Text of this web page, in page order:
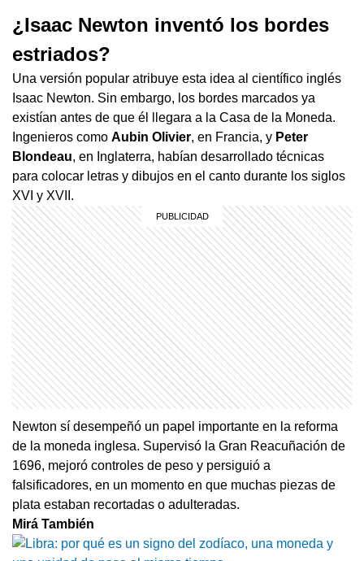
¿Isaac Newton inventó los bordes
estriados?
Una versión popular atribuye esta idea al científico inglés
Isaac Newton. Sin embargo, los bordes marcados ya
existían antes de que él llegara a la Casa de la Moneda.
Ingenieros como Aubin Olivier, en Francia, y Peter
Blondeau, en Inglaterra, habían desarrollado técnicas
para colocar letras y dibujos en el canto durante los siglos
XVI y XVII.
Newton sí desempeñó un papel importante en la reforma
de la moneda inglesa. Supervisó la Gran Reacuñación de
1696, mejoró controles de peso y persiguió a
falsificadores, en un momento en que muchas piezas de
plata estaban recortadas o adulteradas.
Mirá También